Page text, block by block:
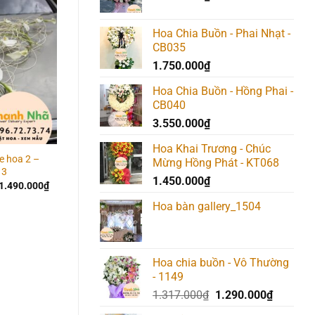
Hoa Chia Buồn - Phai Nhạt -
CB035
1.750.000₫
Hoa Chia Buồn - Hồng Phai -
CB040
3.550.000₫
Hoa Khai Trương - Chúc
Mừng Hồng Phát - KT068
1.450.000₫
Hoa bàn gallery_1504
Hoa chia buồn - Vô Thường
- 1149
1.317.000₫ Giá
1.290.000₫Giá
Add to
wishlist
hoa 2 –
Giá
1.490.000₫Giá
hiện
1.490.000₫.
Giảm giá!
Add to
wishlist
Xe hoa – Xe hoa 26 –
1407
1.717.000₫ Giá
là:
1.717.000₫.
1.690.000₫Giá
tại
Giảm giá!
Xe hoa – Xe hoa 27 –